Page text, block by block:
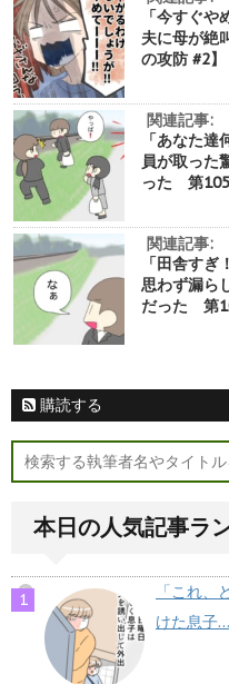
「今すぐ
夫に母が絶
の攻防 #2
関連記事:
「あなた
員が取った
った 第
関連記事:
「田舎す
思わず漏ら
だった 第
購読する
本日の人気記事ラ
「これ
けた息子